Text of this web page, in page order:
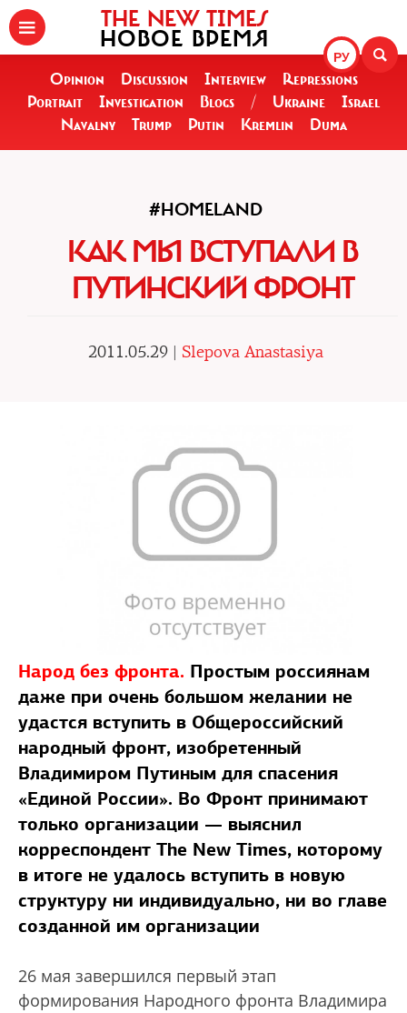
РУ
THE NEW TIMES
НОВОЕ ВРЕМЯ
Opinion Discussion Interview
Repressions
Portrait
Investigation Blogs / Ukraine
Israel
Navalny
Trump Putin Kremlin Duma
#HOMELAND
КАК МЫ ВСТУПАЛИ В
ПУТИНСКИЙ ФРОНТ
2011.05.29 | Slepova Anastasiya
Народ без фронта. Простым россиянам
даже при очень большом желании не
удастся вступить в Общероссийский
народный фронт, изобретенный
Владимиром Путиным для спасения
«Единой России». Во Фронт принимают
только организации — выяснил
корреспондент The New Times, которому
в итоге не удалось вступить в новую
структуру ни индивидуально, ни во главе
созданной им организации
26 мая завершился первый этап
формирования Народного фронта Владимира